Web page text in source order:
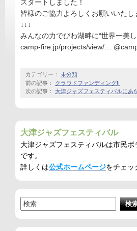
スタートしました！
皆様のご協力よろしくお願いいたし
↓↓↓
みんなの力でびわ湖畔に“世界一美
camp-fire.jp/projects/view/…
カテゴリー： 未分類
前の記事： クラウドファンディング!!
次の記事： 大津ジャズフェスティバルにあ
大津ジャズフェスティバル
大津ジャズフェスティバルは市民
です。
詳しくは公式ホームページをチェッ